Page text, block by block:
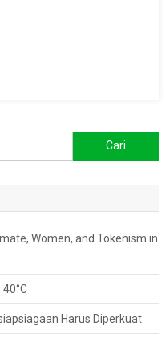
untuk:
Women, and Tokenism in
Harus Diperkuat